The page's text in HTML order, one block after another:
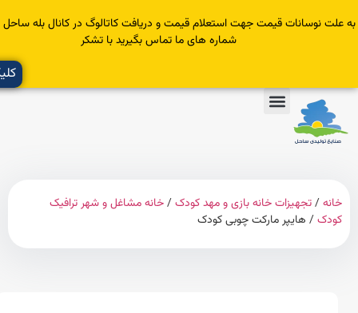
قیمت جهت استعلام قیمت و دریافت کاتالوگ در کانال بله ساحل عضو یا با
شماره های ما تماس بگیرید با تشکر
کلیک کنید
تجهیزات خانه بازی و مهد کودک/خانه مشاغل و شهر ترافیک
/ هایپر مارکت چوبی کودک